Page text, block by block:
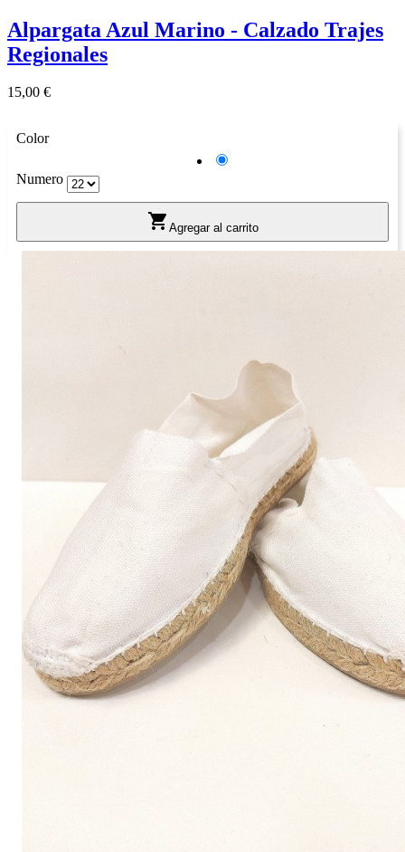
Alpargata Azul Marino - Calzado Trajes
Regionales
Precio
15,00 €
Color
Numero
 Agregar al carrito